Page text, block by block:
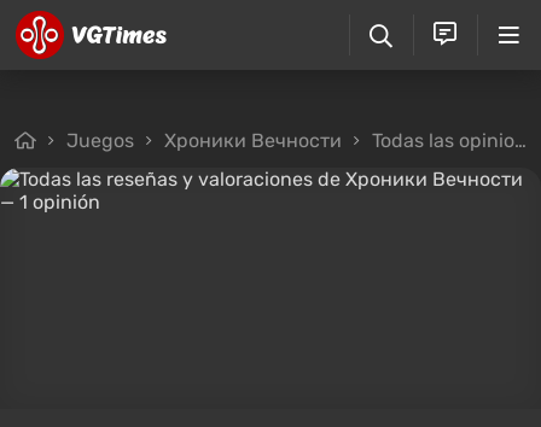
Juegos Хроники Вечности Todas las opiniones